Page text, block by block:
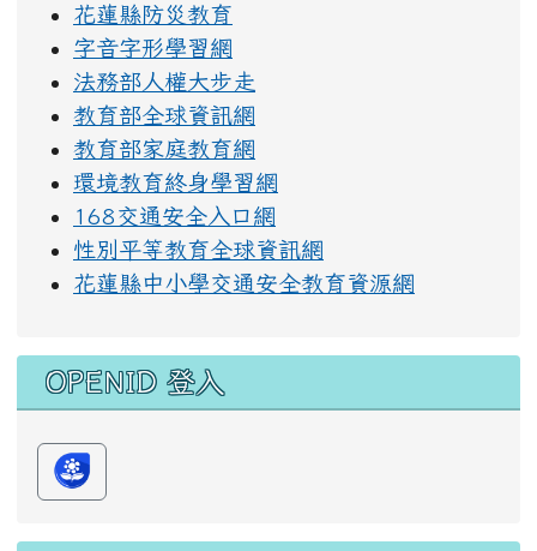
花蓮縣防災教育
字音字形學習網
法務部人權大步走
教育部全球資訊網
教育部家庭教育網
環境教育終身學習網
168交通安全入口網
性別平等教育全球資訊網
花蓮縣中小學交通安全教育資源網
OPENID 登入